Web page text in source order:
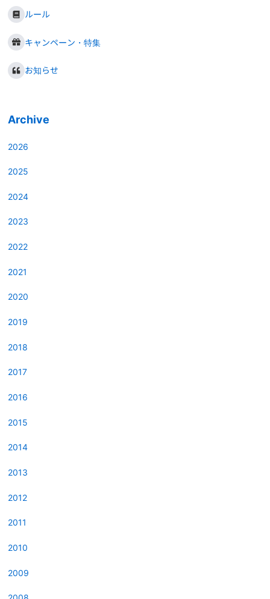
ルール
キャンペーン・特集
お知らせ
Archive
2026
2025
2024
2023
2022
2021
2020
2019
2018
2017
2016
2015
2014
2013
2012
2011
2010
2009